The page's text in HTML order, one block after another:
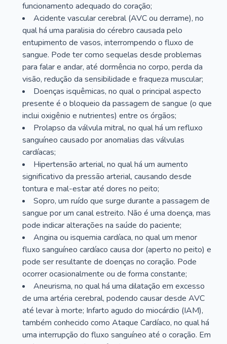
funcionamento adequado do coração;
Acidente vascular cerebral (AVC ou derrame), no
qual há uma paralisia do cérebro causada pelo
entupimento de vasos, interrompendo o fluxo de
sangue. Pode ter como sequelas desde problemas
para falar e andar, até dormência no corpo, perda da
visão, redução da sensibilidade e fraqueza muscular;
Doenças isquêmicas, no qual o principal aspecto
presente é o bloqueio da passagem de sangue (o que
inclui oxigênio e nutrientes) entre os órgãos;
Prolapso da válvula mitral, no qual há um refluxo
sanguíneo causado por anomalias das válvulas
cardíacas;
Hipertensão arterial, no qual há um aumento
significativo da pressão arterial, causando desde
tontura e mal-estar até dores no peito;
Sopro, um ruído que surge durante a passagem de
sangue por um canal estreito. Não é uma doença, mas
pode indicar alterações na saúde do paciente;
Angina ou isquemia cardíaca, no qual um menor
fluxo sanguíneo cardíaco causa dor (aperto no peito) e
pode ser resultante de doenças no coração. Pode
ocorrer ocasionalmente ou de forma constante;
Aneurisma, no qual há uma dilatação em excesso
de uma artéria cerebral, podendo causar desde AVC
até levar à morte; Infarto agudo do miocárdio (IAM),
também conhecido como Ataque Cardíaco, no qual há
uma interrupção do fluxo sanguíneo até o coração. Em